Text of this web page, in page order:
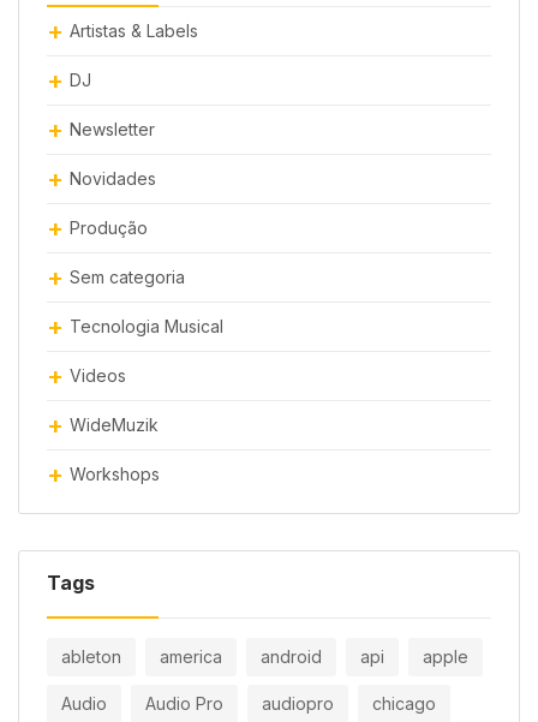
Artistas & Labels
DJ
Newsletter
Novidades
Produção
Sem categoria
Tecnologia Musical
Videos
WideMuzik
Workshops
Tags
ableton america android api apple
Audio Audio Pro audiopro chicago